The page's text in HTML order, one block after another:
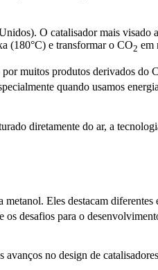
O catalisador mais visado
(180°C) e transformar o CO2 em
muitos produtos derivados do
quando usamos
diretamente do ar, a
metanol. Eles destacam diferentes
desafios para o
no design de